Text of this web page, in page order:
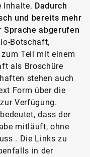
Inhalte. Dadurch
und bereits mehr
Sprache abgerufen
Botschaft,
Teil mit einem
als Broschüre
stehen auch
Form über die
Verfügung.
dass der
mitläuft, ohne
. Die Links zu
in der